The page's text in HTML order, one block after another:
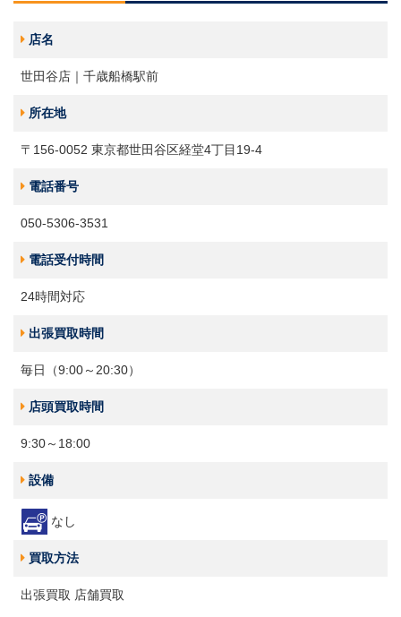
店名
世田谷店｜千歳船橋駅前
所在地
〒156-0052 東京都世田谷区経堂4丁目19-4
電話番号
050-5306-3531
電話受付時間
24時間対応
出張買取時間
毎日（9:00～20:30）
店頭買取時間
9:30～18:00
設備
なし
買取方法
出張買取 店舗買取